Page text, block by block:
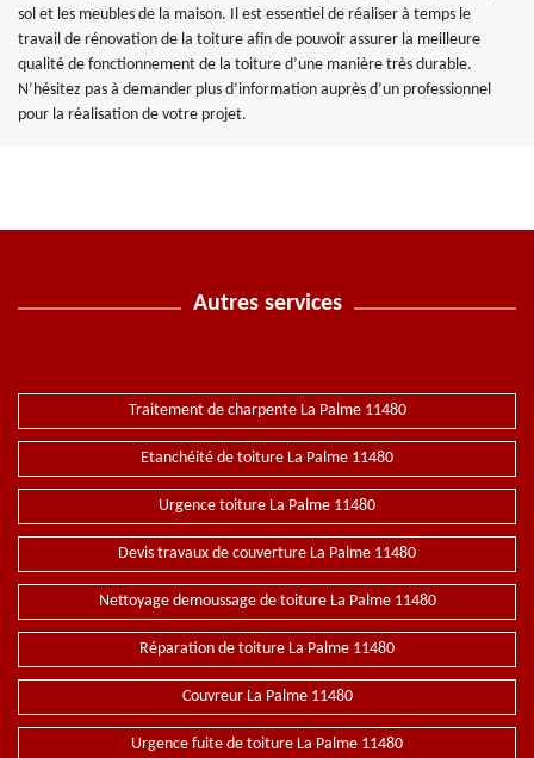
sol et les meubles de la maison. Il est essentiel de réaliser à temps le
travail de rénovation de la toiture afin de pouvoir assurer la meilleure
qualité de fonctionnement de la toiture d’une manière très durable.
N’hésitez pas à demander plus d’information auprès d’un professionnel
pour la réalisation de votre projet.
Autres services
Traitement de charpente La Palme 11480
Etanchéité de toiture La Palme 11480
Urgence toiture La Palme 11480
Devis travaux de couverture La Palme 11480
Nettoyage demoussage de toiture La Palme 11480
Réparation de toiture La Palme 11480
Couvreur La Palme 11480
Urgence fuite de toiture La Palme 11480